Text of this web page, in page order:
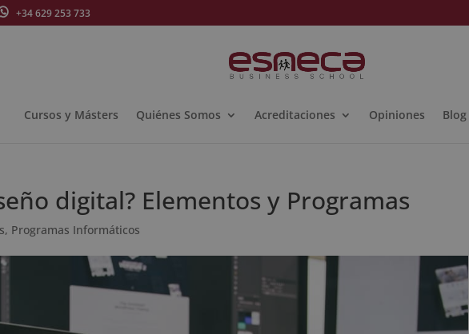
+34 629 253 733
Cursos y Másters Quiénes Somos Acreditaciones Opiniones Blog
digital? Elementos y Programas
, Programas Informáticos